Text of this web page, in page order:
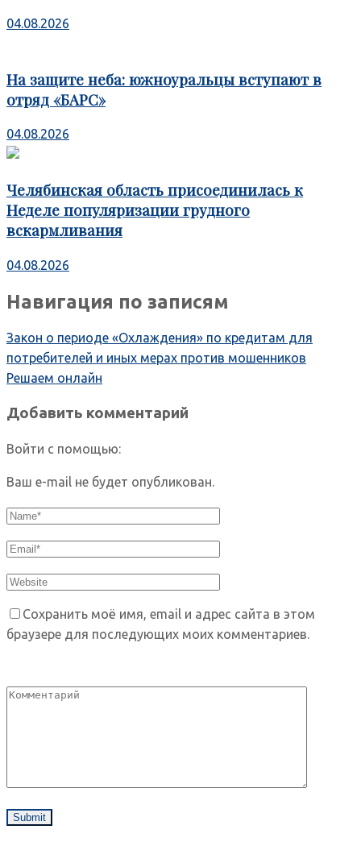
04.08.2026
На защите неба: южноуральцы вступают в
отряд «БАРС»
04.08.2026
Челябинская область присоединилась к
Неделе популяризации грудного
вскармливания
04.08.2026
Навигация по записям
Закон о периоде «Охлаждения» по кредитам для
потребителей и иных мерах против мошенников
Решаем онлайн
Добавить комментарий
Войти с помощью:
Ваш e-mail не будет опубликован.
Сохранить моё имя, email и адрес сайта в этом
браузере для последующих моих комментариев.